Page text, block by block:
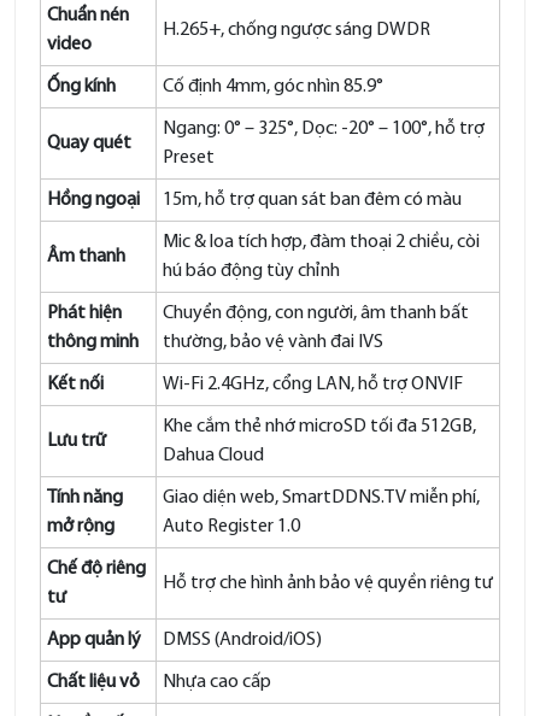
Chuẩn nén
video
H.265+, chống ngược sáng DWDR
Ống kính Cố định 4mm, góc nhìn 85.9°
Quay quét
Ngang: 0° – 325°, Dọc: -20° – 100°, hỗ trợ
Preset
Hồng ngoại 15m, hỗ trợ quan sát ban đêm có màu
Âm thanh
Mic & loa tích hợp, đàm thoại 2 chiều, còi
hú báo động tùy chỉnh
Phát hiện
thông minh
Chuyển động, con người, âm thanh bất
thường, bảo vệ vành đai IVS
Kết nối Wi-Fi 2.4GHz, cổng LAN, hỗ trợ ONVIF
Lưu trữ
Khe cắm thẻ nhớ microSD tối đa 512GB,
Dahua Cloud
Tính năng
mở rộng
Giao diện web, SmartDDNS.TV miễn phí,
Auto Register 1.0
Chế độ riêng
tư
Hỗ trợ che hình ảnh bảo vệ quyền riêng tư
App quản lý DMSS (Android/iOS)
Chất liệu vỏ Nhựa cao cấp